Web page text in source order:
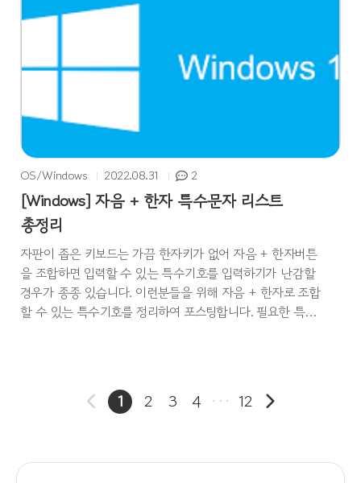
주시면 됩니다. 윈도우에서 사용하는 모든 프로그램에서 사용
이 가능합니다. 다만 메모장 등 색상을 지원하지 않는 프로그
OS/Windows 2022.08.31 2
[Windows] 자음 + 한자 특수문자 리스트
총정리
자판이 좁은 키보드는 가끔 한자키가 없어 자음 + 한자버튼
을 조합하면 입력할 수 있는 특수기호를 입력하기가 난감할
경우가 종종 있습니다. 이런분들을 위해 자음 + 한자로 조합
할 수 있는 특수기호를 정리하여 포스팅합니다. 필요한 특수
˘ ˝ ˚ ˙ ¸ ˛ ¡ ¿ ː [ ㄲ ] + [ 한자 ] Æ Ð Ħ Ĳ Ŀ Ł Ø Œ Þ Ŧ
Ŋ æ đ ð Ł Ø ĳ ĸ ŀ ł ø œ ß þ ŧ ŋ ŉ [ ㄴ ] + [ 한자 ] ＂ （ ）
1 2 3 4 ··· 12